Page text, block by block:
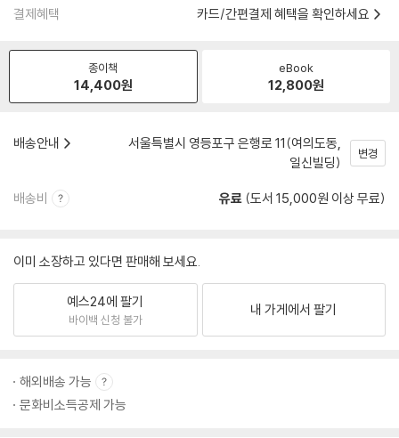
결제혜택 카드/간편결제 혜택을 확인하세요
종이책
14,400원
eBook
12,800원
배송안내
서울특별시 영등포구 은행로 11(여의도동,
일신빌딩)
변경
배송비 유료 (도서 15,000원 이상 무료)
이미 소장하고 있다면 판매해 보세요.
예스24에 팔기
바이백 신청 불가
내 가게에서 팔기
해외배송 가능
문화비소득공제 가능